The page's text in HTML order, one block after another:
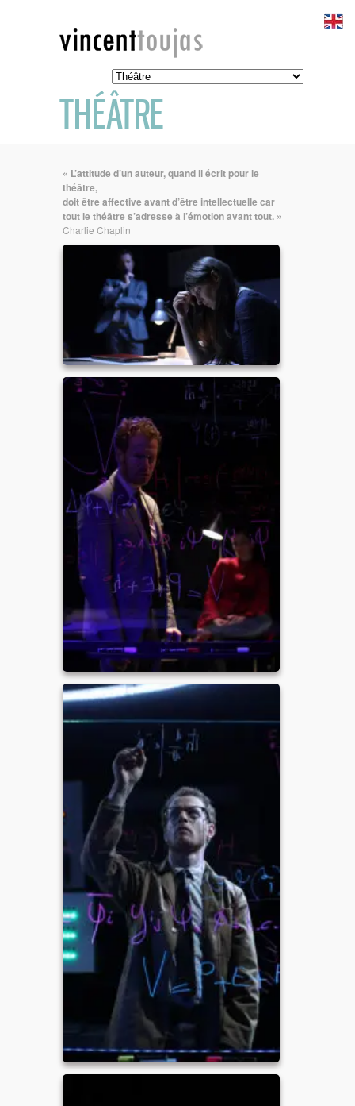
THÉÂTRE
« L’attitude d’un auteur, quand il écrit pour le
théâtre,
doit être affective avant d’être intellectuelle car
tout le théâtre s’adresse à l’émotion avant tout. »
Charlie Chaplin